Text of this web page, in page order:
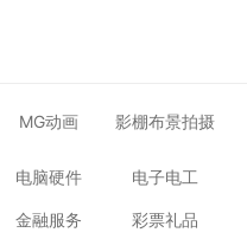
MG动画 影棚布景拍摄
电脑硬件 电子电工
金融服务 彩票礼品